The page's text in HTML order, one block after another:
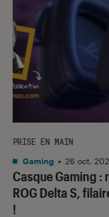
Casque Gaming :
ROG Delta S,
!
PRISE EN MAIN
Gaming • 26 oct.